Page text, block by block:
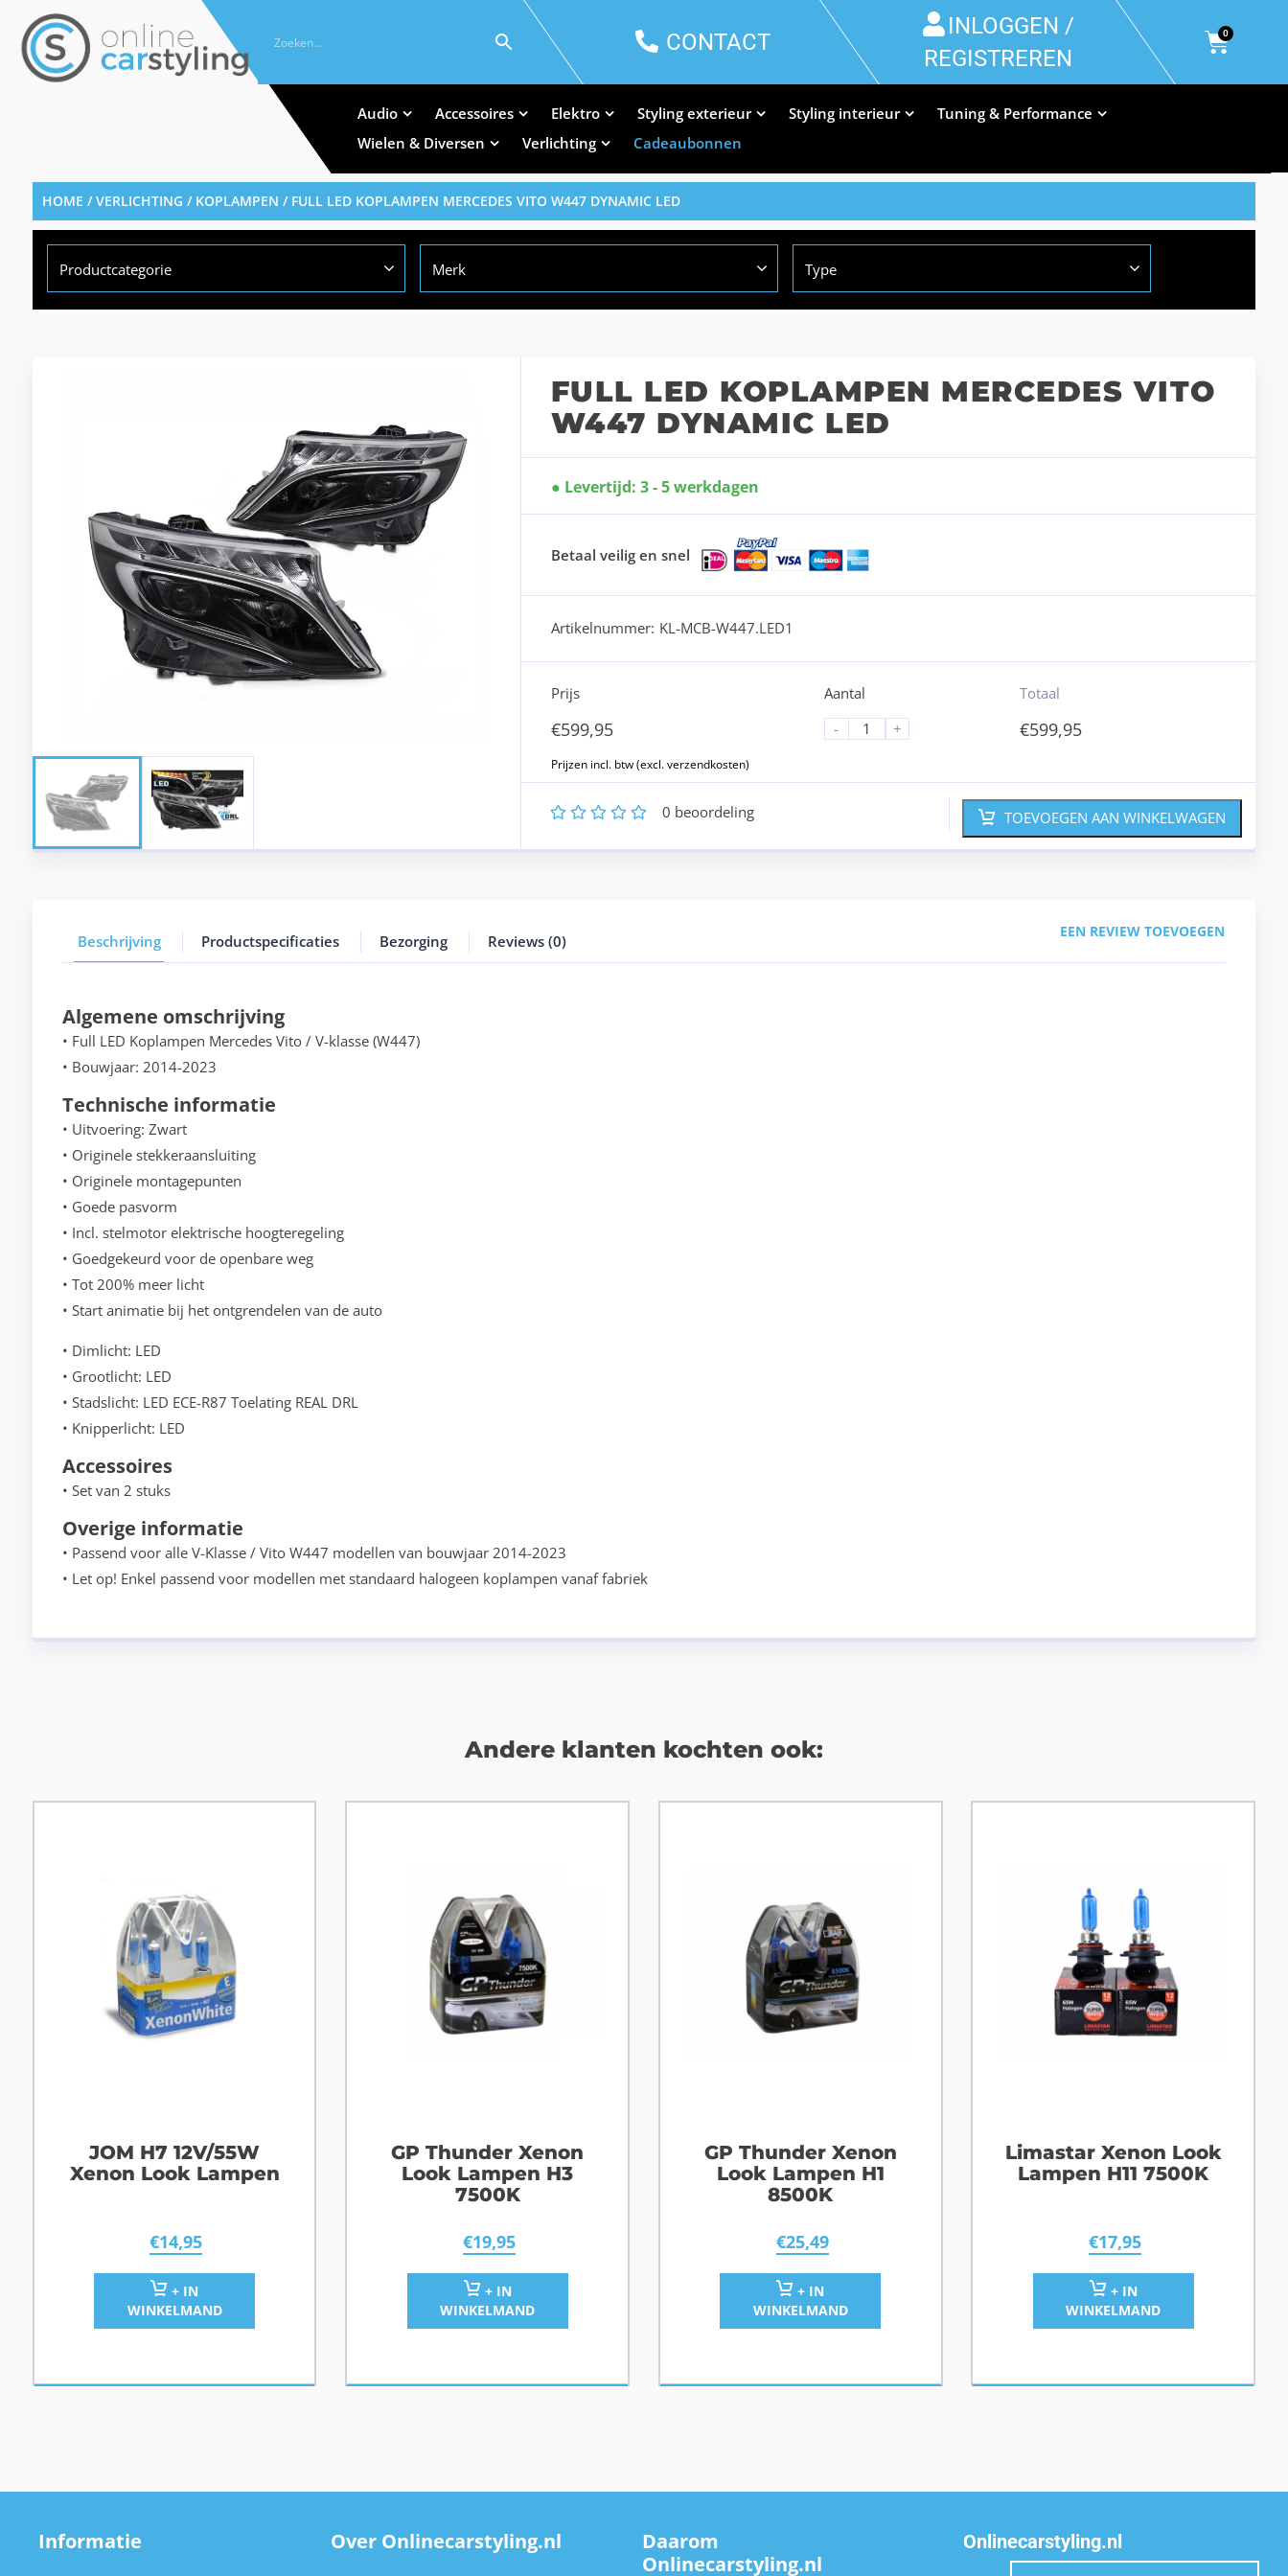
CONTACT
INLOGGEN /
REGISTREREN
0
Audio Accessoires Elektro Styling exterieur Styling interieur
Tuning & Performance
Wielen & Diversen
Verlichting Cadeaubonnen
HOME /VERLICHTING / KOPLAMPEN / FULL LED KOPLAMPEN MERCEDES VITO W447 DYNAMIC LED
Productcategorie Merk Type
FULL LED KOPLAMPEN MERCEDES VITO
W447 DYNAMIC LED
Levertijd: 3 - 5 werkdagen
Betaal veilig en snel
Artikelnummer: KL-MCB-W447.LED1
Prijs
€599,95
Aantal
-
+
Totaal
€599,95
5
4
3
2 0 beoordeling TOEVOEGEN AAN WINKELWAGEN
Beschrijving Productspecificaties Bezorging Reviews (0)
EEN REVIEW TOEVOEGEN
Algemene omschrijving
• Full LED Koplampen Mercedes Vito / V-klasse (W447)
• Bouwjaar: 2014-2023
Technische informatie
• Uitvoering: Zwart
• Originele stekkeraansluiting
• Originele montagepunten
• Goede pasvorm
• Incl. stelmotor elektrische hoogteregeling
• Goedgekeurd voor de openbare weg
• Tot 200% meer licht
• Start animatie bij het ontgrendelen van de auto
• Dimlicht: LED
• Grootlicht: LED
• Stadslicht: LED ECE-R87 Toelating REAL DRL
• Knipperlicht: LED
Accessoires
• Set van 2 stuks
Overige informatie
• Passend voor alle V-Klasse / Vito W447 modellen van bouwjaar 2014-2023
• Let op! Enkel passend voor modellen met standaard halogeen koplampen vanaf fabriek
Andere klanten kochten ook:
JOM H7 12V/55W
Xenon Look Lampen
€14,95
+ IN
WINKELMAND
GP Thunder Xenon
Look Lampen H3
7500K
€19,95
+ IN
WINKELMAND
GP Thunder Xenon
Look Lampen H1
8500K
€25,49
+ IN
WINKELMAND
Limastar Xenon Look
Lampen H11 7500K
€17,95
+ IN
WINKELMAND
Informatie Over Onlinecarstyling.nl
Daarom
Onlinecarstyling.nl
Onlinecarstyling.nl